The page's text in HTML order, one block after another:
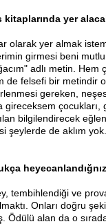
yer
olarak yer almak
girmesi beni
adlı metin. Hem
de felsefi bir metindir
gereken,
gireceksem çocukları,
bilgilendirecek
şeylerde de aklım yok.
tembihlendiği ve
Onları doğru
Ödülü alan da o